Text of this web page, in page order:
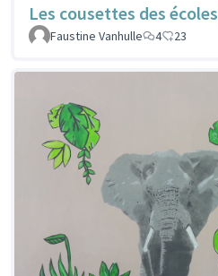
Les cousettes des écoles
Faustine Vanhulle
4 23